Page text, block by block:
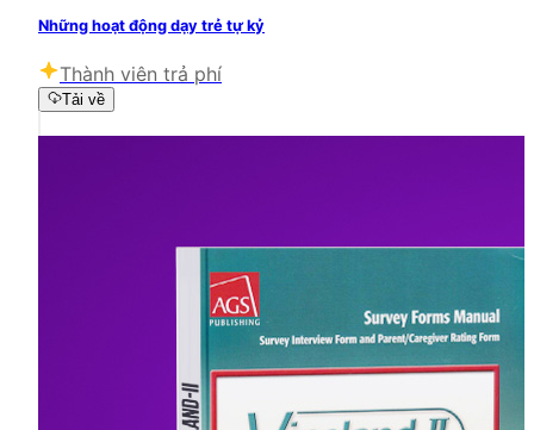
Những hoạt động dạy trẻ tự kỷ
Thành viên trả phí
Tải về